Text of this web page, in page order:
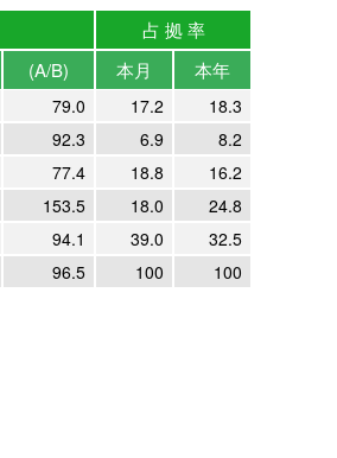
占 拠 率
(A/B) 本月 本年
79.0 17.2
18.3
92.3 6.9
8.2
77.4 18.8
16.2
153.5 18.0
24.8
94.1 39.0
32.5
96.5 100 100